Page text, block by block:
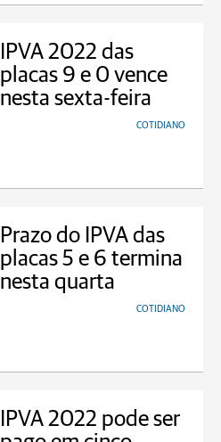
IPVA 2022 das
placas 9 e 0 vence
nesta sexta-feira
COTIDIANO
Prazo do IPVA das
placas 5 e 6 termina
nesta quarta
COTIDIANO
IPVA 2022 pode ser